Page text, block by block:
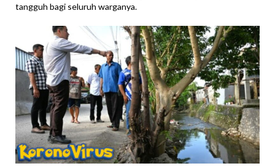
tangguh bagi seluruh warganya.